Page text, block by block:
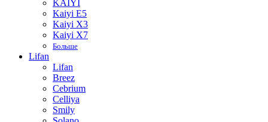
KAIYI
Kaiyi E5
Kaiyi X3
Kaiyi X7
Больше
Lifan
Lifan
Breez
Cebrium
Celliya
Smily